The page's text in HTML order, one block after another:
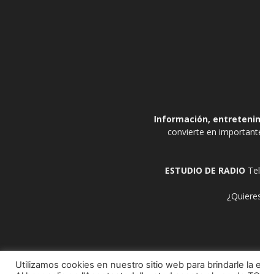
Información,
convierte en
ESTUDIO DE RADIO
Utilizamos cookies en nuestro sitio web para brindarle